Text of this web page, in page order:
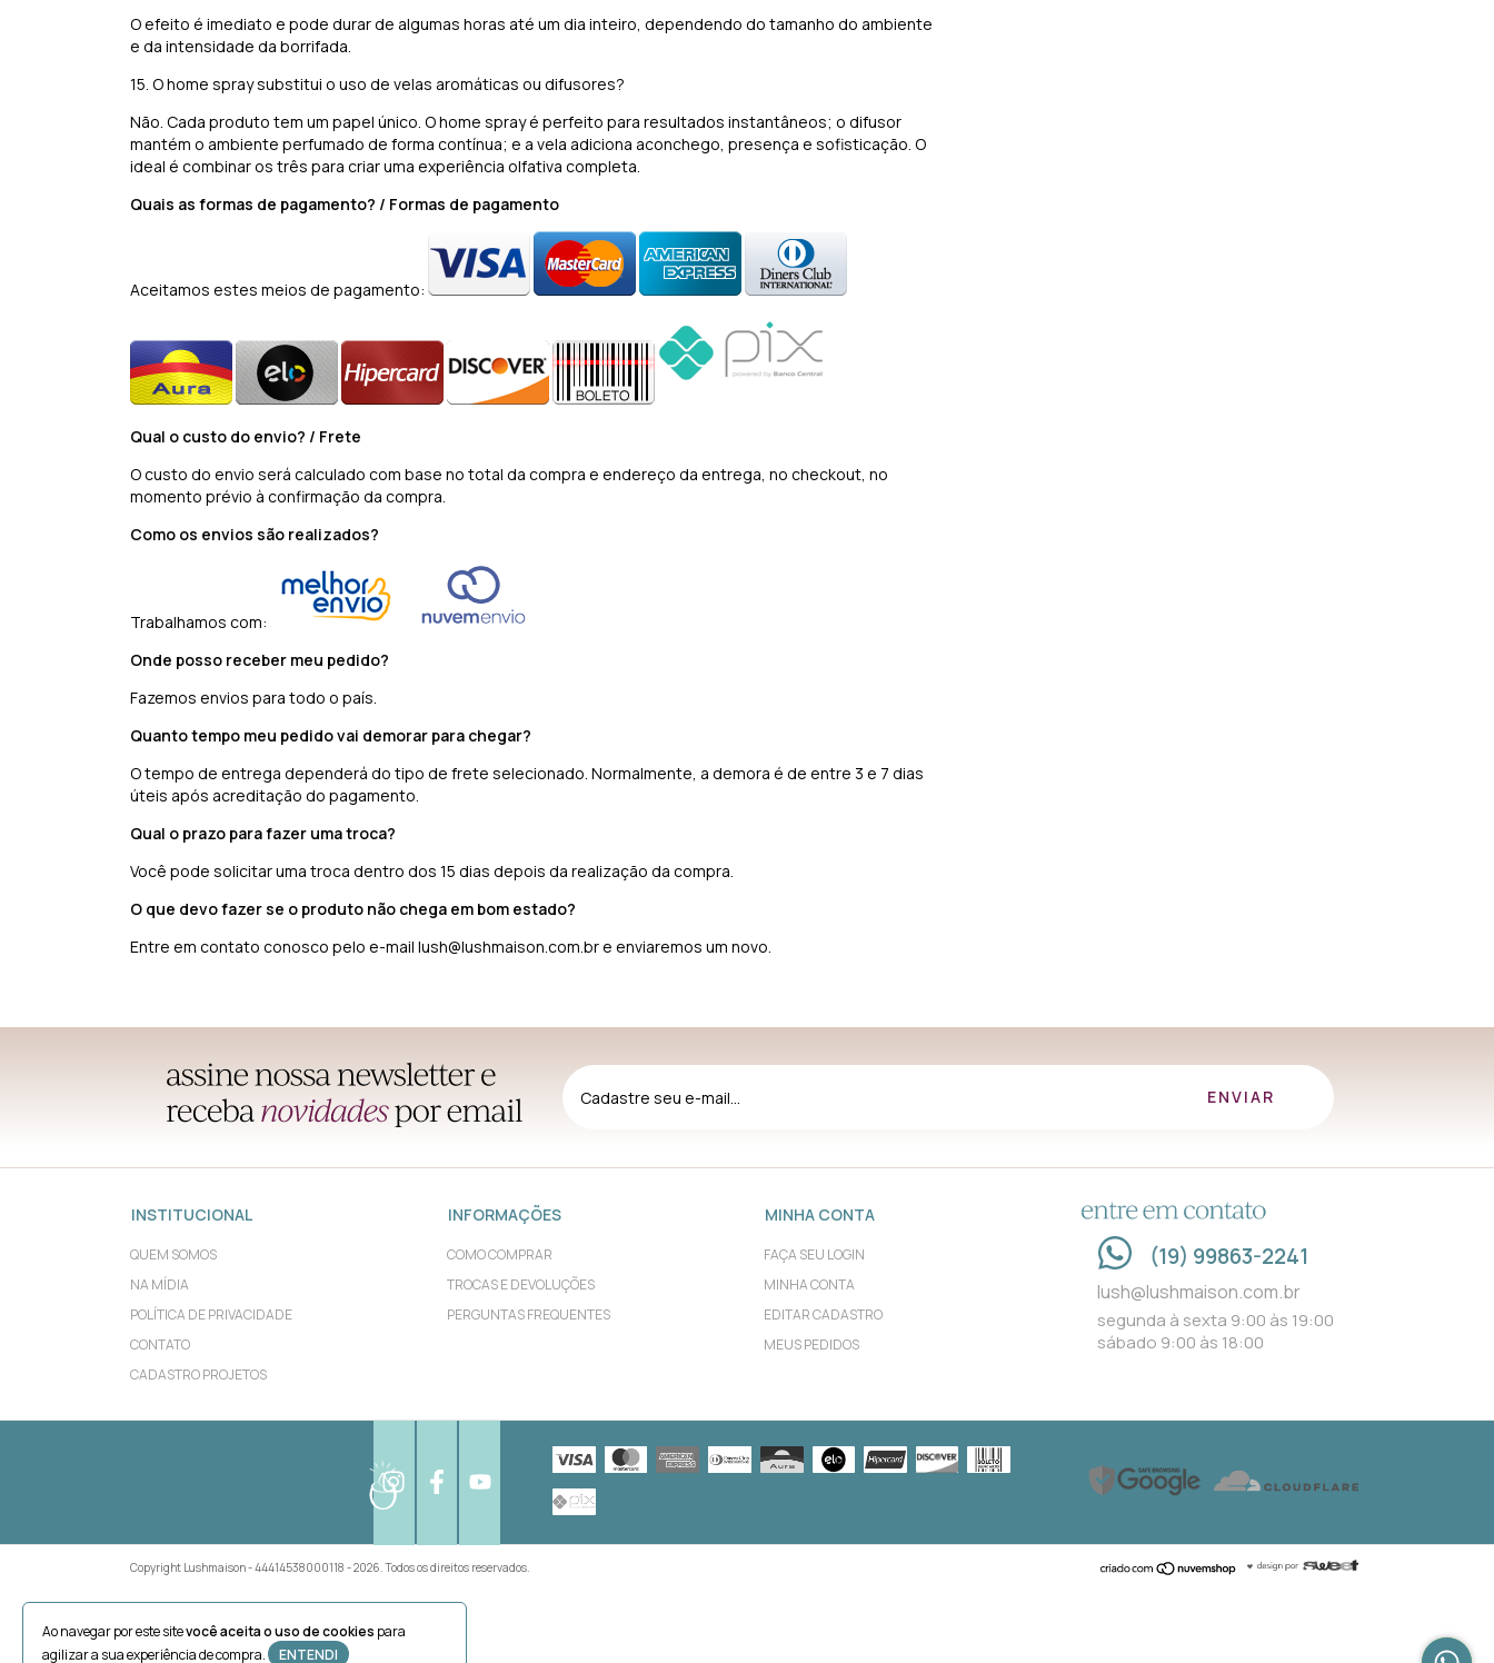
Ao navegar por este sitevocê aceita o uso de cookies para
agilizar a sua experiência de compra.
ENTENDI
O efeito é imediato e pode durar de algumas horas até um dia inteiro, dependendo do tamanho do ambiente
e da intensidade da borrifada.
15. O home spray substitui o uso de velas aromáticas ou difusores?
Não. Cada produto tem um papel único. O home spray é perfeito para resultados instantâneos; o difusor
mantém o ambiente perfumado de forma contínua; e a vela adiciona aconchego, presença e sofisticação. O
ideal é combinar os três para criar uma experiência olfativa completa.
Quais as formas de pagamento? / Formas de pagamento
Aceitamos estes meios de pagamento:
Qual o custo do envio? / Frete
O custo do envio será calculado com base no total da compra e endereço da entrega, no checkout, no
momento prévio à confirmação da compra.
Como os envios são realizados?
Trabalhamos com:
Onde posso receber meu pedido?
Fazemos envios para todo o país.
Quanto tempo meu pedido vai demorar para chegar?
O tempo de entrega dependerá do tipo de frete selecionado. Normalmente, a demora é de entre 3 e 7 dias
úteis após acreditação do pagamento.
Qual o prazo para fazer uma troca?
Você pode solicitar uma troca dentro dos 15 dias depois da realização da compra.
O que devo fazer se o produto não chega em bom estado?
Entre em contato conosco pelo e-mail lush@lushmaison.com.bre enviaremos um novo.
INSTITUCIONAL
QUEM SOMOS
NA MÍDIA
POLÍTICA DE PRIVACIDADE
CONTATO
CADASTRO PROJETOS
INFORMAÇÕES
COMO COMPRAR
TROCAS E DEVOLUÇÕES
PERGUNTAS FREQUENTES
MINHA CONTA
FAÇA SEU LOGIN
MINHA CONTA
EDITAR CADASTRO
MEUS PEDIDOS
ENTRE EM CONTATO
(19) 99863-2241
lush@lushmaison.com.br
segunda à sexta 9:00 às 19:00
sábado 9:00 às 18:00
Copyright Lushmaison - 44414538000118 - 2026. Todos os direitos reservados.